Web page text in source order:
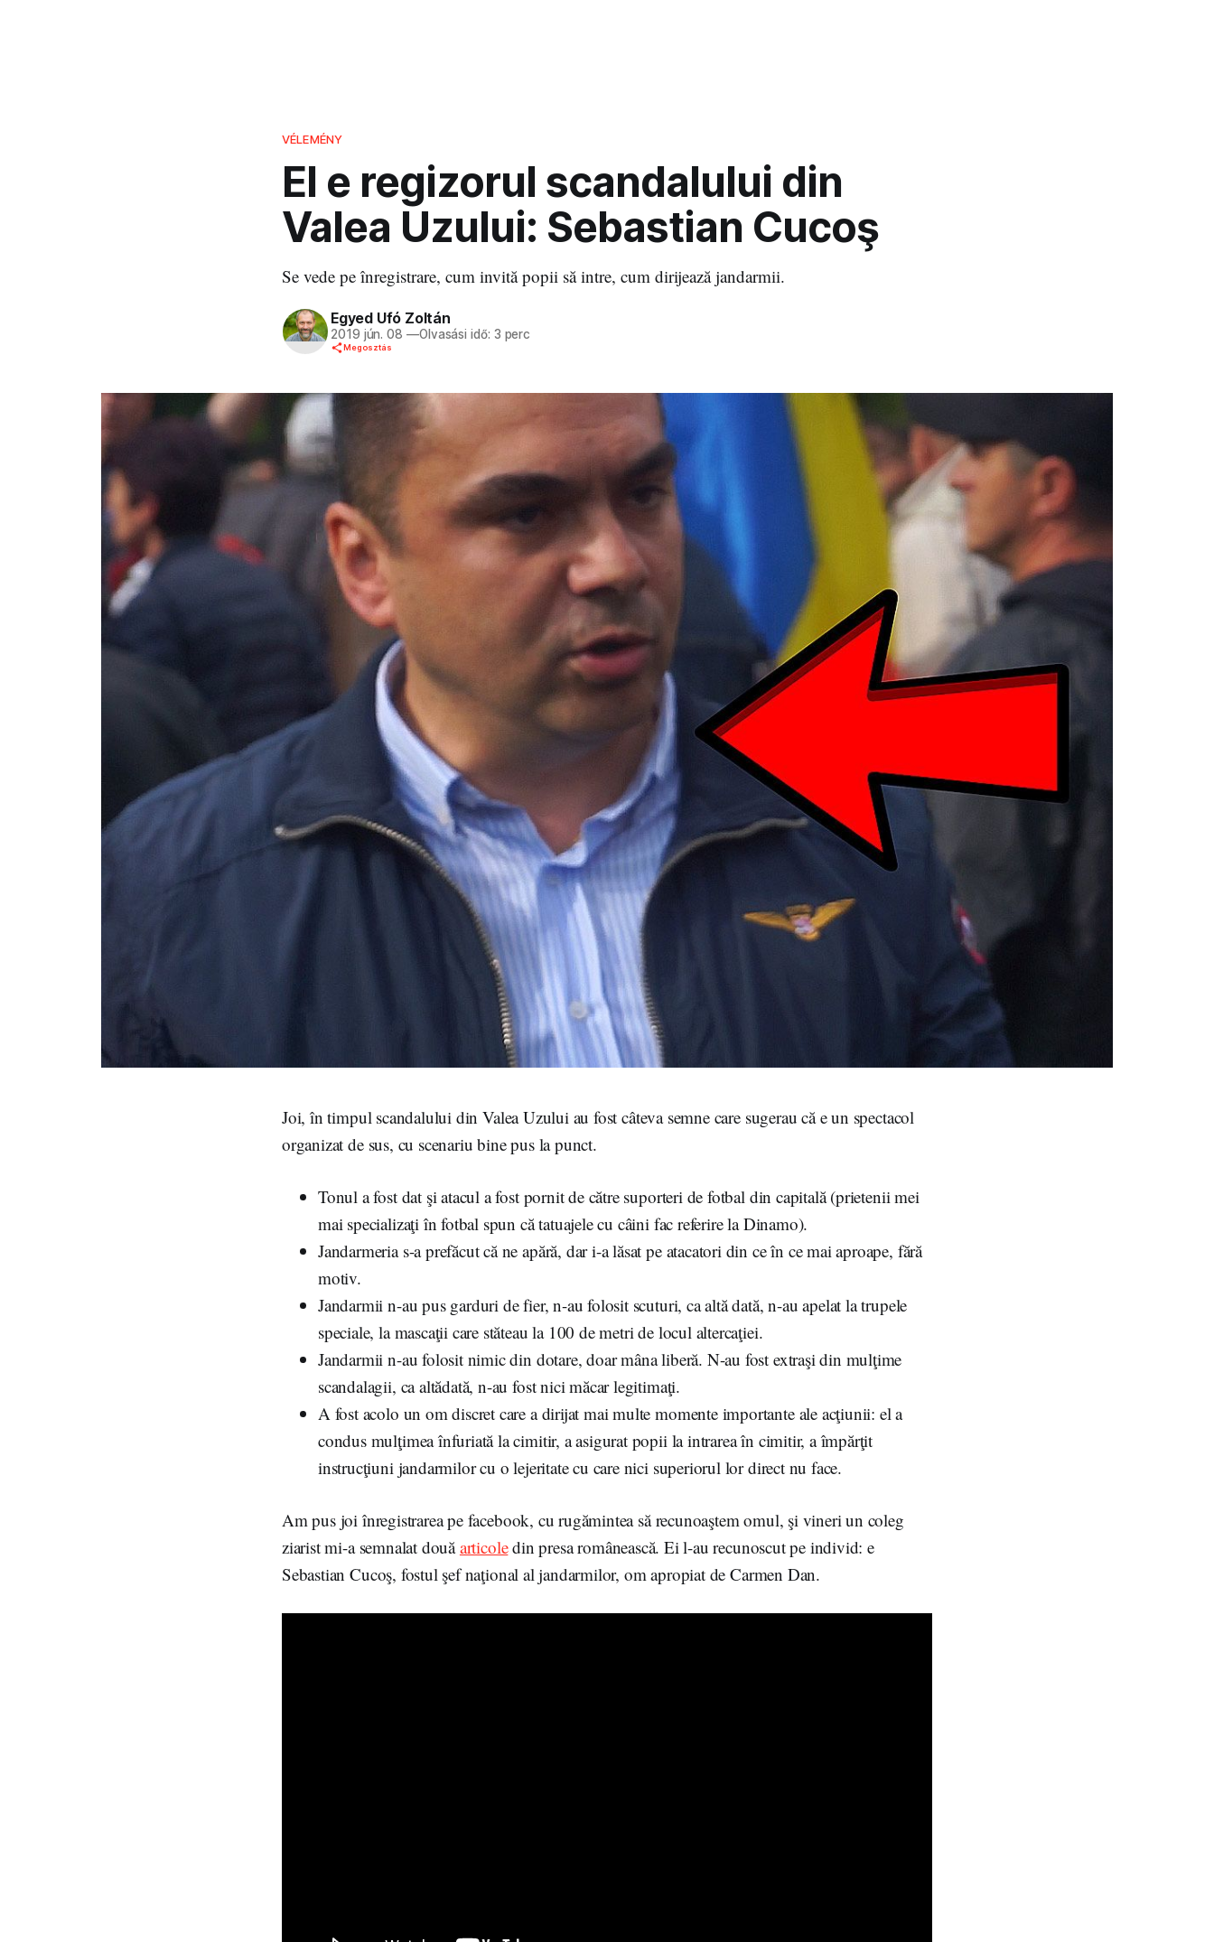
VÉLEMÉNY
El e regizorul scandalului din
Valea Uzului: Sebastian Cucoş
Se vede pe înregistrare, cum invită popii să intre, cum dirijează jandarmii.
Egyed Ufó Zoltán
2019 jún. 08 —Olvasási idő: 3 perc
Megosztás
Joi, în timpul scandalului din Valea Uzului au fost câteva semne care sugerau că e un spectacol
organizat de sus, cu scenariu bine pus la punct.
Tonul a fost dat şi atacul a fost pornit de către suporteri de fotbal din capitală (prietenii mei
mai specializaţi în fotbal spun că tatuajele cu câini fac referire la Dinamo).
Jandarmeria s-a prefăcut că ne apără, dar i-a lăsat pe atacatori din ce în ce mai aproape, fără
motiv.
Jandarmii n-au pus garduri de fier, n-au folosit scuturi, ca altă dată, n-au apelat la trupele
speciale, la mascaţii care stăteau la 100 de metri de locul altercaţiei.
Jandarmii n-au folosit nimic din dotare, doar mâna liberă. N-au fost extraşi din mulţime
scandalagii, ca altădată, n-au fost nici măcar legitimaţi.
A fost acolo un om discret care a dirijat mai multe momente importante ale acţiunii: el a
condus mulţimea înfuriată la cimitir, a asigurat popii la intrarea în cimitir, a împărţit
instrucţiuni jandarmilor cu o lejeritate cu care nici superiorul lor direct nu face.
Am pus joi înregistrarea pe facebook, cu rugămintea să recunoaştem omul, şi vineri un coleg
ziarist mi-a semnalat douăarticoledin presa românească. Ei l-au recunoscut pe individ: e
Sebastian Cucoş, fostul şef naţional al jandarmilor, om apropiat de Carmen Dan.